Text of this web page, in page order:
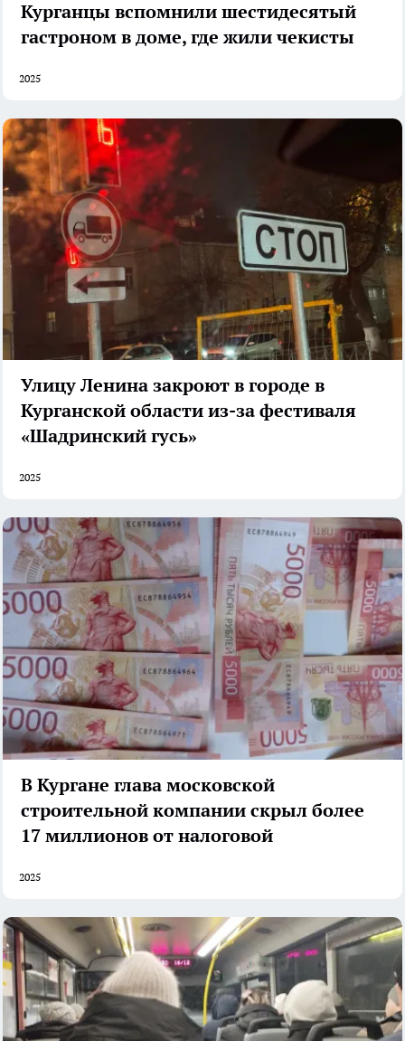
Курганцы вспомнили шестидесятый
гастроном в доме, где жили чекисты
2025
Улицу Ленина закроют в городе в
Курганской области из-за фестиваля
«Шадринский гусь»
2025
В Кургане глава московской
строительной компании скрыл более
17 миллионов от налоговой
2025